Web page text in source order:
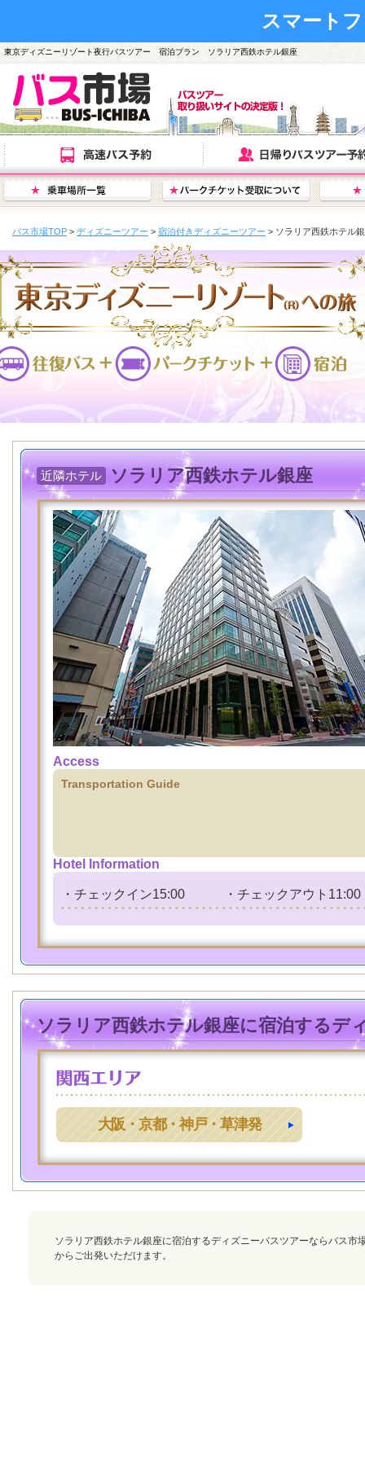
スマート
東京ディズニーリゾート夜行バスツアー 宿泊プラン ソラリア西鉄ホテル銀座
バス市場TOP > ディズニーツアー > 宿泊付きディズニーツアー > ソラリア西鉄ホテル
近隣ホテル ソラリア西鉄ホテル銀座
Access
Transportation Guide
Hotel Information
・チェックイン15:00 ・チェックアウト11:00
ソラリア西鉄ホテル銀座に宿泊するデ
大阪・京都・神戸・草津発
ソラリア西鉄ホテル銀座に宿泊するディズニーバスツアーならバス市
からご出発いただけます。